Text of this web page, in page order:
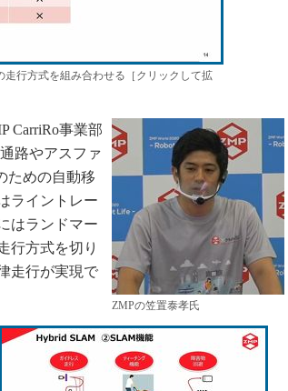
行方式を組み合わせる［クリックして拡
ZMPの笠置泰孝氏
CarriRo事業部
路やアスファ
ための自動移
ライントレー
はランドマー
行方式を切り
走行が実現で